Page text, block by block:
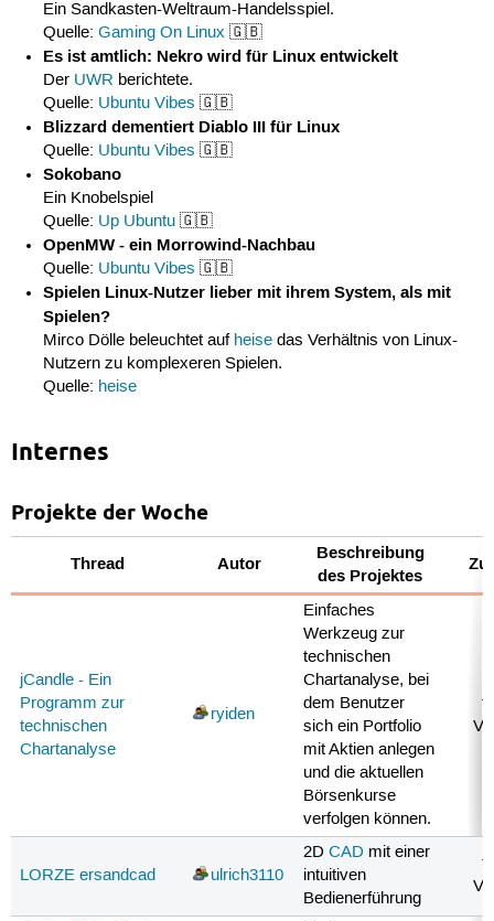
Ein Sandkasten-Weltraum-Handelsspiel.
Quelle:Gaming On Linux 🇬🇧
Es ist amtlich: Nekro wird für Linux entwickelt
Der UWR berichtete.
Quelle: Ubuntu Vibes 🇬🇧
Blizzard dementiert Diablo III für Linux
Quelle: Ubuntu Vibes 🇬🇧
Sokobano
Ein Knobelspiel
Quelle: Up Ubuntu 🇬🇧
OpenMW - ein Morrowind-Nachbau
Quelle: Ubuntu Vibes 🇬🇧
Spielen Linux-Nutzer lieber mit ihrem System, als mit
Spielen?
Mirco Dölle beleuchtet auf heise das Verhältnis von Linux-
Nutzern zu komplexeren Spielen.
Quelle: heise
Internes
Projekte der Woche
Thread Autor
Beschreibung
des Projektes
jCandle - Ein
Programm zur
technischen
Chartanalyse
ryiden
Einfaches
Werkzeug zur
technischen
Chartanalyse, bei
dem Benutzer
sich ein Portfolio
mit Aktien anlegen
und die aktuellen
Börsenkurse
verfolgen können.
LORZE ersandcad ulrich3110
2DCAD mit einer
intuitiven
Bedienerführung